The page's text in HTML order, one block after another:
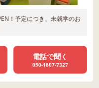
！予定につき、未就学のお
電話で聞く
050-1807-7327